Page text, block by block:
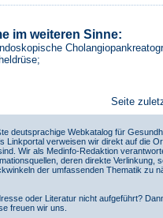
im weiteren Sinne:
Seite
deutsprachige Webkatalog für
Linkportal verweisen wir direkt auf die
Wir als Medinfo-Redaktion
deren direkte
der umfassenden Thematik
oder Literatur nicht aufgeführt?
freuen wir uns.